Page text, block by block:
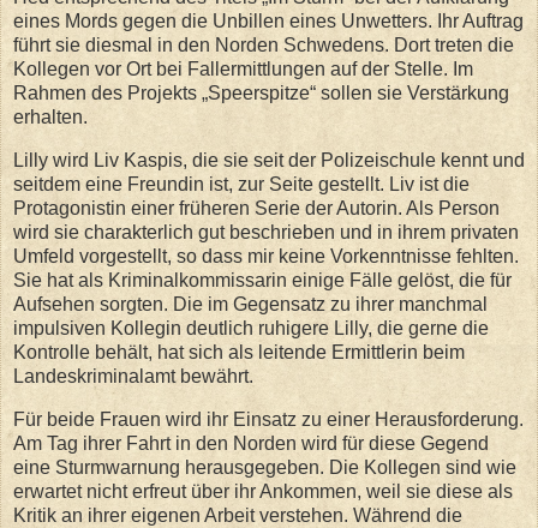
eines Mords gegen die Unbillen eines Unwetters. Ihr Auftrag
führt sie diesmal in den Norden Schwedens. Dort treten die
Kollegen vor Ort bei Fallermittlungen auf der Stelle. Im
Rahmen des Projekts „Speerspitze“ sollen sie Verstärkung
erhalten.
Lilly wird Liv Kaspis, die sie seit der Polizeischule kennt und
seitdem eine Freundin ist, zur Seite gestellt. Liv ist die
Protagonistin einer früheren Serie der Autorin. Als Person
wird sie charakterlich gut beschrieben und in ihrem privaten
Umfeld vorgestellt, so dass mir keine Vorkenntnisse fehlten.
Sie hat als Kriminalkommissarin einige Fälle gelöst, die für
Aufsehen sorgten. Die im Gegensatz zu ihrer manchmal
impulsiven Kollegin deutlich ruhigere Lilly, die gerne die
Kontrolle behält, hat sich als leitende Ermittlerin beim
Landeskriminalamt bewährt.
Für beide Frauen wird ihr Einsatz zu einer Herausforderung.
Am Tag ihrer Fahrt in den Norden wird für diese Gegend
eine Sturmwarnung herausgegeben. Die Kollegen sind wie
erwartet nicht erfreut über ihr Ankommen, weil sie diese als
Kritik an ihrer eigenen Arbeit verstehen. Während die